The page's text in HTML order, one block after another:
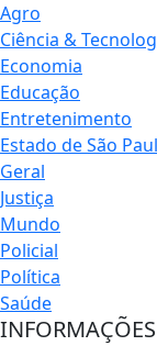
Agro
Ciência &
Economia
Educação
Entretenimento
Estado de São
Geral
Justiça
Mundo
Policial
Política
Saúde
INFORMAÇÕES